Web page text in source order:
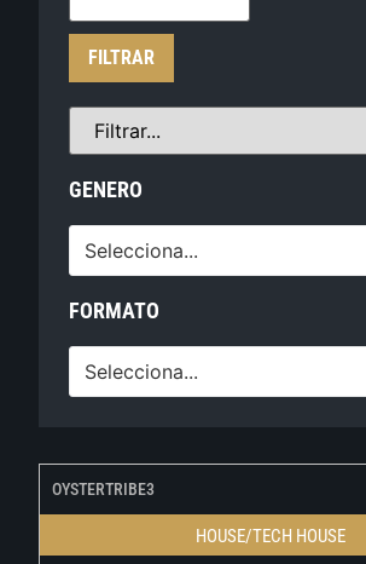
FILTRAR
GENERO
Selecciona...
FORMATO
Selecciona...
OYSTERTRIBE3
HOUSE/TECH HOUSE